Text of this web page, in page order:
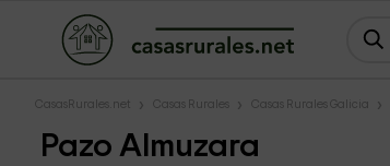
CasasRurales.net Casas Rurales Casas Rurales Galicia
Pazo Almuzara